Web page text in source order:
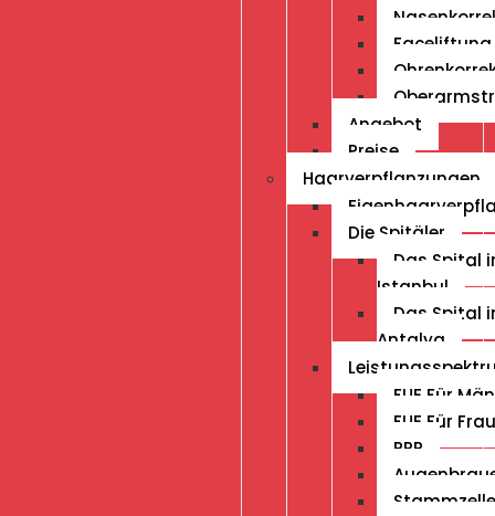
Faceliftung
Angebot
Preise
Haarverpflanzungen
Die Spitäler
Das Spital
Istanbul
Das Spital
Antalya
FUE Für
FUE Für
PRP